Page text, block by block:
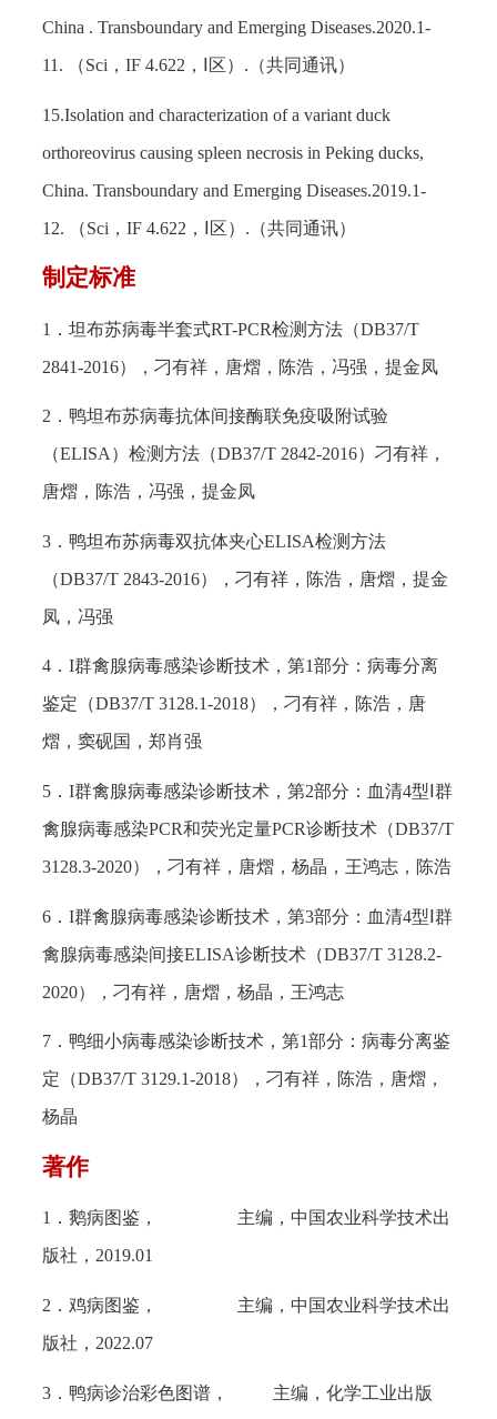
China . Transboundary and Emerging Diseases.2020.1-
11.
（Sci ， IF 4.622 ，Ⅰ区） . （共同通讯）
15.Isolation and characterization of a variant duck
orthoreovirus causing spleen necrosis in Peking ducks,
China. Transboundary and Emerging Diseases.2019.1-
12.
（Sci ， IF 4.622 ，Ⅰ区） . （共同通讯）
制定标准
1 ．坦布苏病毒半套式RT-PCR检测方法（DB37/T
2841-2016），刁有祥，唐熠，陈浩，冯强，提金凤
2 ．鸭坦布苏病毒抗体间接酶联免疫吸附试验
（ELISA ）检测方法（DB37/T 2842-2016）刁有祥，
唐熠，陈浩，冯强，提金凤
3．鸭坦布苏病毒双抗体夹心ELISA检测方法
（DB37/T 2843-2016），刁有祥，陈浩，唐熠，提金
凤，冯强
4． I群禽腺病毒感染诊断技术，第1部分：病毒分离
鉴定（DB37/T 3128.1-2018），刁有祥，陈浩，唐
熠，窦砚国，郑肖强
5． I群禽腺病毒感染诊断技术，第2部分：血清4型Ⅰ群
禽腺病毒感染PCR和荧光定量PCR诊断技术（DB37/T
3128.3-2020），刁有祥，唐熠，杨晶，王鸿志，陈浩
6． I群禽腺病毒感染诊断技术，第3部分：血清4型Ⅰ群
禽腺病毒感染间接ELISA诊断技术（DB37/T 3128.2-
2020），刁有祥，唐熠，杨晶，王鸿志
7．鸭细小病毒感染诊断技术，第1部分：病毒分离鉴
定（DB37/T 3129.1-2018），刁有祥，陈浩，唐熠，
杨晶
著作
1 ．鹅病图鉴， 主编，中国农业科学技术出
版社， 2019.01
2 ．鸡病图鉴， 主编，中国农业科学技术出
版社， 2022.07
3．鸭病诊治彩色图谱， 主编，化学工业出版